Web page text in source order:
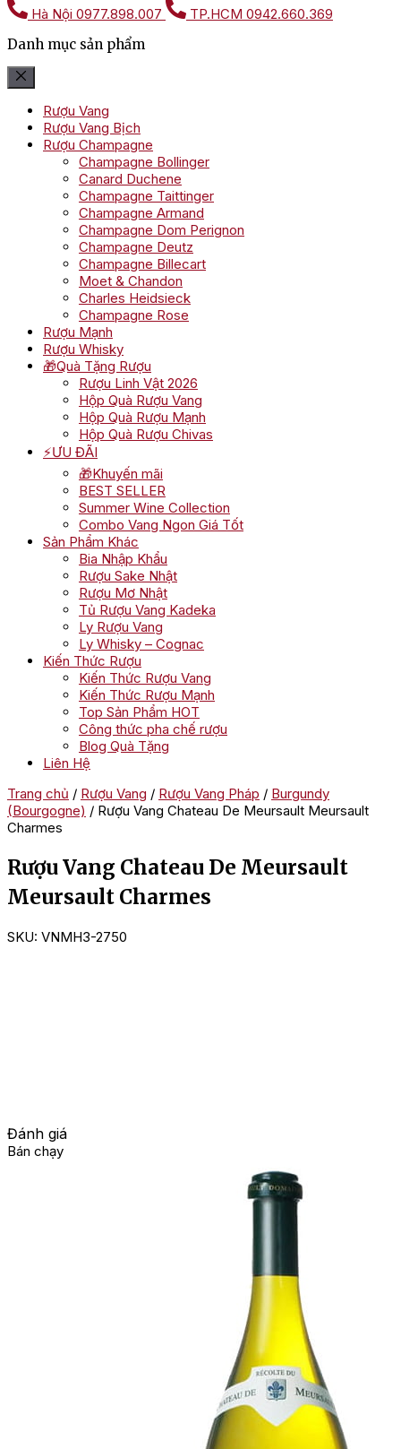
Hà Nội 0977.898.007 TP.HCM 0942.660.369
Danh mục sản phẩm
Rượu Vang
Rượu Vang Bịch
Rượu Champagne
Champagne Bollinger
Canard Duchene
Champagne Taittinger
Champagne Armand
Champagne Dom Perignon
Champagne Deutz
Champagne Billecart
Moet & Chandon
Charles Heidsieck
Champagne Rose
Rượu Mạnh
Rượu Whisky
🎁Quà Tặng Rượu
Rượu Linh Vật 2026
Hộp Quà Rượu Vang
Hộp Quà Rượu Mạnh
Hộp Quà Rượu Chivas
⚡ƯU ĐÃI
🎁Khuyến mãi
BEST SELLER
Summer Wine Collection
Combo Vang Ngon Giá Tốt
Sản Phẩm Khác
Bia Nhập Khẩu
Rượu Sake Nhật
Rượu Mơ Nhật
Tủ Rượu Vang Kadeka
Ly Rượu Vang
Ly Whisky – Cognac
Kiến Thức Rượu
Kiến Thức Rượu Vang
Kiến Thức Rượu Mạnh
Top Sản Phẩm HOT
Công thức pha chế rượu
Blog Quà Tặng
Liên Hệ
Trang chủ / Rượu Vang / Rượu Vang Pháp / Burgundy
(Bourgogne) / Rượu Vang Chateau De Meursault Meursault
Charmes
Rượu Vang Chateau De Meursault
Meursault Charmes
SKU: VNMH3-2750
Đánh giá
Bán chạy